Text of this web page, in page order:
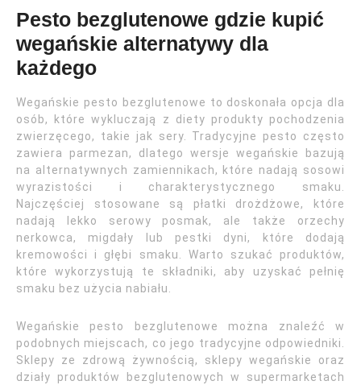
Pesto bezglutenowe gdzie kupić
wegańskie alternatywy dla
każdego
Wegańskie pesto bezglutenowe to doskonała opcja dla
osób, które wykluczają z diety produkty pochodzenia
zwierzęcego, takie jak sery. Tradycyjne pesto często
zawiera parmezan, dlatego wersje wegańskie bazują
na alternatywnych zamiennikach, które nadają sosowi
wyrazistości i charakterystycznego smaku.
Najczęściej stosowane są płatki drożdżowe, które
nadają lekko serowy posmak, ale także orzechy
nerkowca, migdały lub pestki dyni, które dodają
kremowości i głębi smaku. Warto szukać produktów,
które wykorzystują te składniki, aby uzyskać pełnię
smaku bez użycia nabiału.
Wegańskie pesto bezglutenowe można znaleźć w
podobnych miejscach, co jego tradycyjne odpowiedniki.
Sklepy ze zdrową żywnością, sklepy wegańskie oraz
działy produktów bezglutenowych w supermarketach